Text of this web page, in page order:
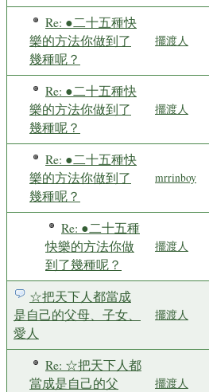
Re: ●二十五種快
樂的方法你做到了
幾種呢？
擺渡人
Re: ●二十五種快
樂的方法你做到了
幾種呢？
擺渡人
Re: ●二十五種快
樂的方法你做到了
幾種呢？
mrrinboy
Re: ●二十五種
快樂的方法你做
到了幾種呢？
擺渡人
☆把天下人都當成
是自己的父母、子女、
愛人
擺渡人
Re: ☆把天下人都
當成是自己的父
擺渡人